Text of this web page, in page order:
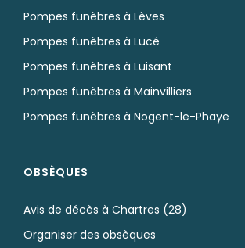
Pompes funèbres à Lèves
Pompes funèbres à Lucé
Pompes funèbres à Luisant
Pompes funèbres à Mainvilliers
Pompes funèbres à Nogent-le-Phaye
OBSÈQUES
Avis de décès à Chartres (28)
Organiser des obsèques